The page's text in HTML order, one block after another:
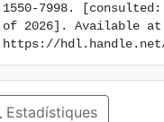
1550-7998.
of 2026]. Available
https://hdl.handle.net/
Estadístiques